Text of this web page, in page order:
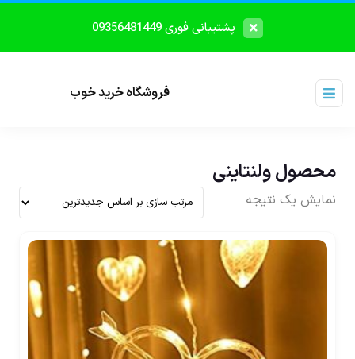
پشتیبانی فوری 09356481449
فروشگاه خرید خوب
محصول ولنتاینی
نمایش یک نتیجه